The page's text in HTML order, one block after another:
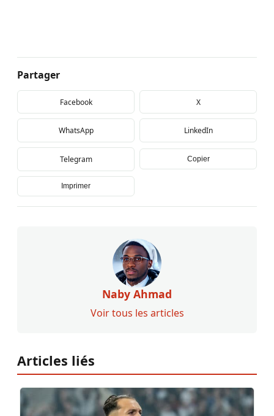
Partager
Facebook X
WhatsApp LinkedIn
Telegram Copier
Imprimer
Naby Ahmad
Voir tous les articles
Articles liés